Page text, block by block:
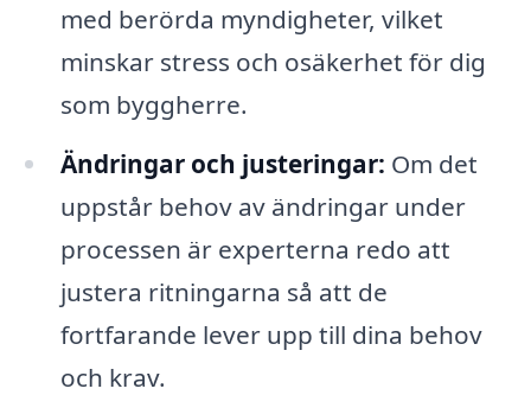
med berörda myndigheter, vilket
minskar stress och osäkerhet för dig
som byggherre.
Ändringar och justeringar: Om det
uppstår behov av ändringar under
processen är experterna redo att
justera ritningarna så att de
fortfarande lever upp till dina behov
och krav.